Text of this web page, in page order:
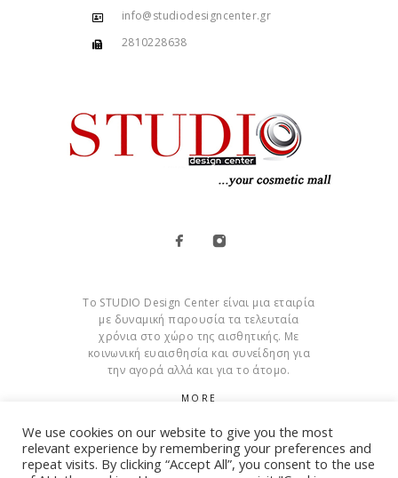
info@studiodesigncenter.gr
2810228638
Το STUDIO Design Center είναι μια εταιρία
με δυναμική παρουσία τα τελευταία
χρόνια στο χώρο της αισθητικής. Με
κοινωνική ευαισθησία και συνείδηση για
την αγορά αλλά και για το άτομο.
MORE
Cookies
We use cookies on our website to give you the most
relevant experience by remembering your preferences and
repeat visits. By clicking “Accept All”, you consent to the use